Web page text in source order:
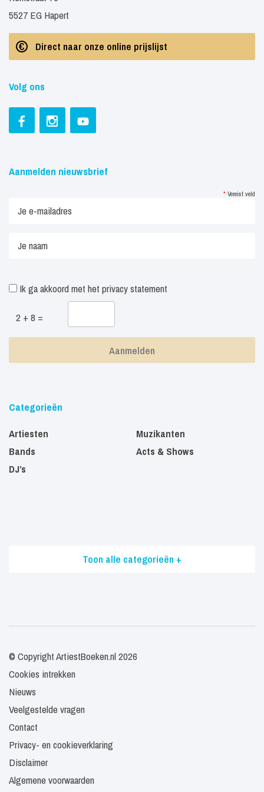
5527 EG Hapert
Direct naar onze online prijslijst
Volg ons
Aanmelden nieuwsbrief
* Vereist veld
Ik ga akkoord met het privacy statement
2 + 8 =
Categorieën
Artiesten
Bands
DJ’s
Muzikanten
Acts & Shows
Toon alle categorieën +
© Copyright ArtiestBoeken.nl 2026
Cookies intrekken
Nieuws
Veelgestelde vragen
Contact
Privacy- en cookieverklaring
Disclaimer
Algemene voorwaarden